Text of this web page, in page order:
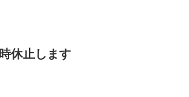
休止します